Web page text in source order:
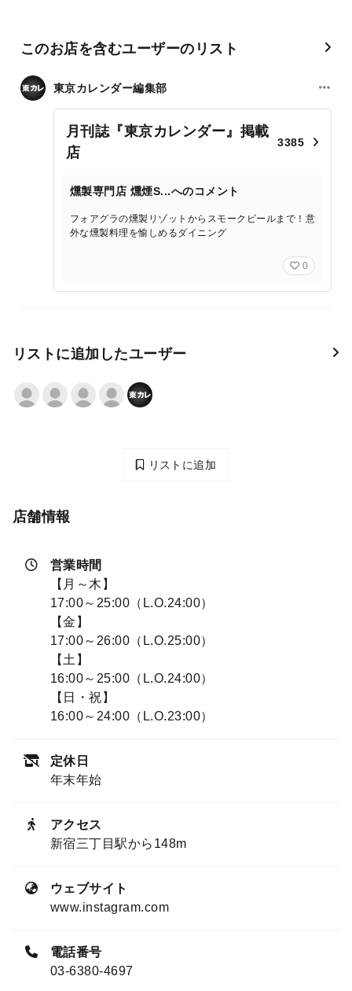
このお店を含むユーザーのリスト
東京カレンダー編集部
月刊誌『東京カレンダー』掲載
店
3385
燻製専門店 燻煙S...へのコメント
フォアグラの燻製リゾットからスモークビールまで！意
外な燻製料理を愉しめるダイニング
0
リストに追加したユーザー
リストに追加
店舗情報
営業時間
【月～木】
17:00～25:00（L.O.24:00）
【金】
17:00～26:00（L.O.25:00）
【土】
16:00～25:00（L.O.24:00）
【日・祝】
16:00～24:00（L.O.23:00）
定休日
年末年始
アクセス
新宿三丁目駅から148m
ウェブサイト
www.instagram.com
電話番号
03-6380-4697